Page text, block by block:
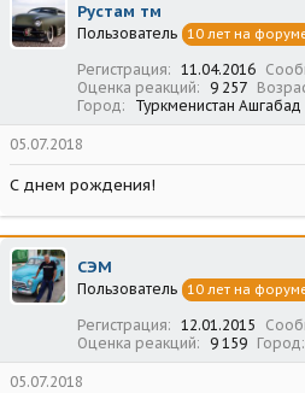
Рустам тм
Пользователь 10 лет на
Регистрация 11.04.2016
Оценка реакций
9 257
Город
Туркменистан Ашгабад
05.07.2018
С днем рождения!
СЭМ
Пользователь 10 лет на
Регистрация 12.01.2015
Оценка реакций
9 159 Город
05.07.2018